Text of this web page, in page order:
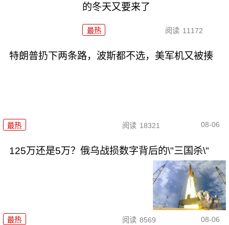
的冬天又要来了
最热 阅读 11172
特朗普扔下两条路，波斯都不选，美军机又被揍
最热 阅读 18321 08-06
125万还是5万？俄乌战损数字背后的\"三国杀\"
最热 阅读 8569 08-06